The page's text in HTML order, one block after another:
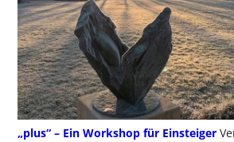
„plus“ – Ein Workshop für Einsteiger